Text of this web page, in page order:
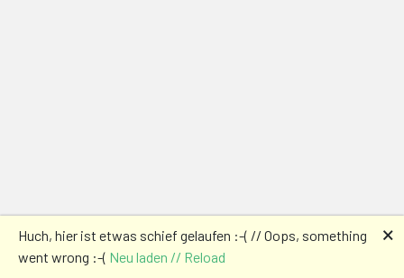
Huch, hier ist etwas schief gelaufen :-( // Oops, something
went wrong :-( Neu laden // Reload
🗙